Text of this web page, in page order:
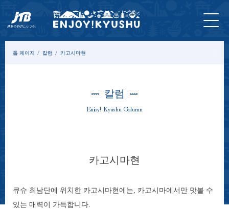
톱 페이지 칼럼 카고시마현
칼럼
Enjoy! Kyushu Column
카고시마현
큐슈 최남단에 위치한 카고시마현에는, 카고시마에서만 맛볼 수
있는 매력이 가득합니다.
홈 페
이지
최신
정보
투어&
체험
입장
권